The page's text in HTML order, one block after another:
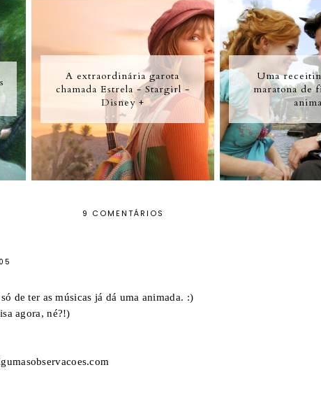
A extraordinária garota
chamada Estrela - Stargirl -
Disney +
Uma
maratona de
9 COMENTÁRIOS
de ter as músicas já dá uma animada. :)
agora, né?!)